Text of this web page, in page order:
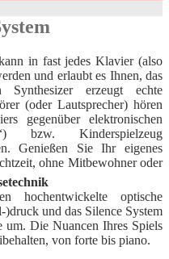
in fast jedes Klavier (also
und erlaubt es Ihnen, das
Synthesizer erzeugt echte
(oder Lautsprecher) hören
gegenüber elektronischen
bzw. Kinderspielzeug
Genießen Sie Ihr eigenes
ohne Mitbewohner oder
hochentwickelte optische
)druck und das Silence System
Die Nuancen Ihres Spiels
von forte bis piano.